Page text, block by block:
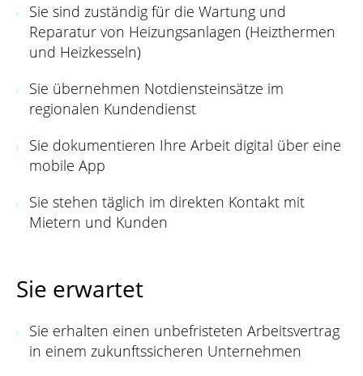
Sie sind zuständig für die Wartung und
Reparatur von Heizungsanlagen (Heizthermen
und Heizkesseln)
Sie übernehmen Notdiensteinsätze im
regionalen Kundendienst
Sie dokumentieren Ihre Arbeit digital über eine
mobile App
Sie stehen täglich im direkten Kontakt mit
Mietern und Kunden
Sie erwartet
Sie erhalten einen unbefristeten Arbeitsvertrag
in einem zukunftssicheren Unternehmen